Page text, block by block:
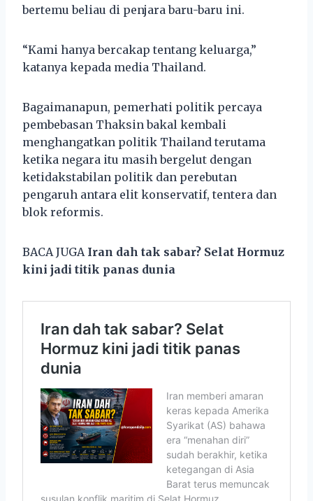
bertemu beliau di penjara baru-baru ini.
“Kami hanya bercakap tentang keluarga,”
katanya kepada media Thailand.
Bagaimanapun, pemerhati politik percaya
pembebasan Thaksin bakal kembali
menghangatkan politik Thailand terutama
ketika negara itu masih bergelut dengan
ketidakstabilan politik dan perebutan
pengaruh antara elit konservatif, tentera dan
blok reformis.
BACA JUGA Iran dah tak sabar? Selat Hormuz
kini jadi titik panas dunia